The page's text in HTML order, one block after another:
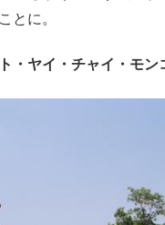
とに。
・ヤイ・チャイ・モン